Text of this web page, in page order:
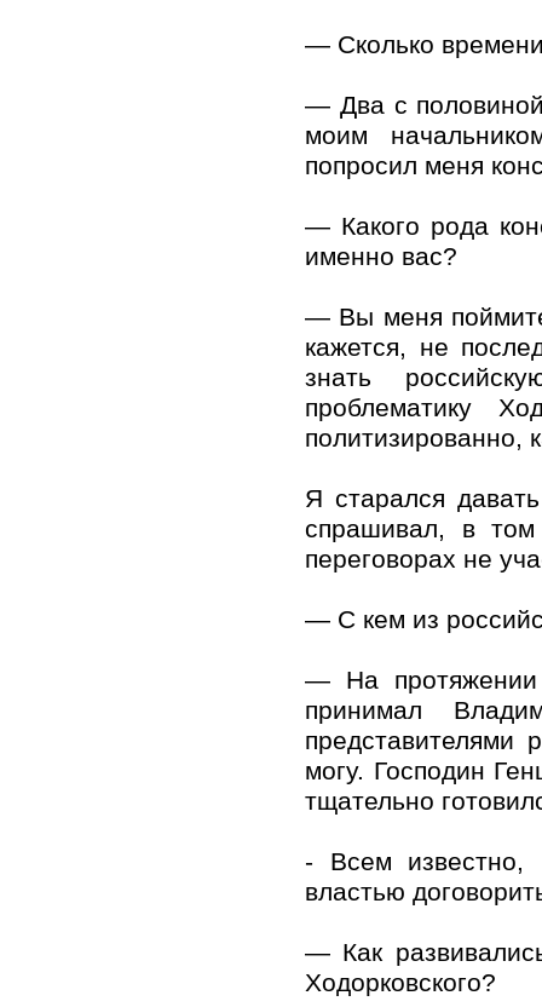
— Сколько
— Два с
моим
попросил меня
— Какого рода
именно вас?
— Вы меня
кажется, не
знать
проблематику
политизированно,
Я старался
спрашивал, в том
переговорах не
— С кем из
— На протяжении
принимал
представителями
могу. Господин
тщательно
- Всем известно,
властью
— Как
Ходорковского?